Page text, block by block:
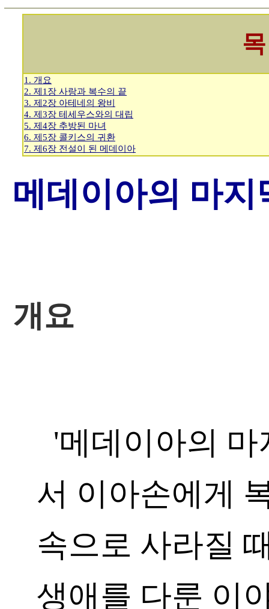
1. 개요
2. 제1장 사랑과 복수의 끝
3. 제2장 아테네의 왕비
4. 제3장 테세우스와의 대립
5. 제4장 추방된 마녀
6. 제5장 콜키스의 귀환
7. 제6장 전설이 된 메데이아
메데이아의 마지
개요
'메데이아의
서 이아손에게
속으로 사라질
생애를 다룬 이